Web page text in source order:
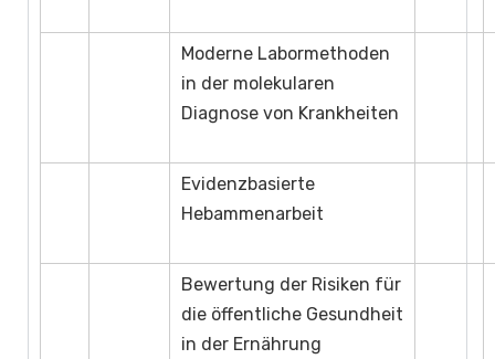
Moderne Labormethoden
in der molekularen
Diagnose von Krankheiten
Evidenzbasierte
Hebammenarbeit
Bewertung der Risiken für
die öffentliche Gesundheit
in der Ernährung